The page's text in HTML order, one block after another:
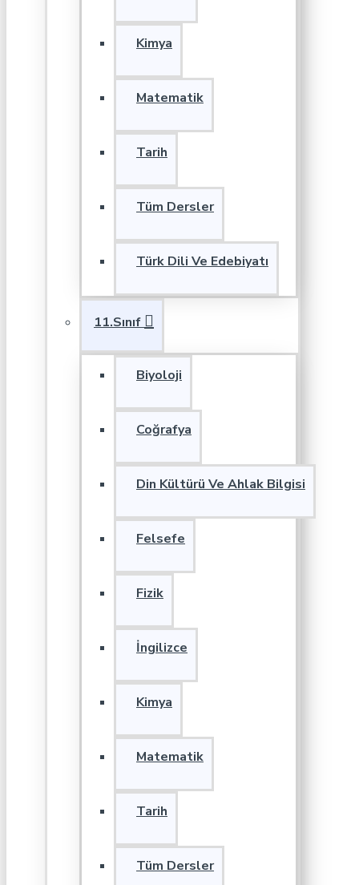
Kimya
Matematik
Tarih
Tüm Dersler
Türk Dili Ve Edebiyatı
11.Sınıf
Biyoloji
Coğrafya
Din Kültürü Ve Ahlak Bilgisi
Felsefe
Fizik
İngilizce
Kimya
Matematik
Tarih
Tüm Dersler